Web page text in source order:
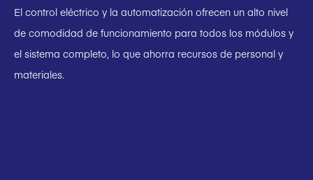
El control eléctrico y la automatización ofrecen un alto nivel
de comodidad de funcionamiento para todos los módulos y
el sistema completo, lo que ahorra recursos de personal y
materiales.